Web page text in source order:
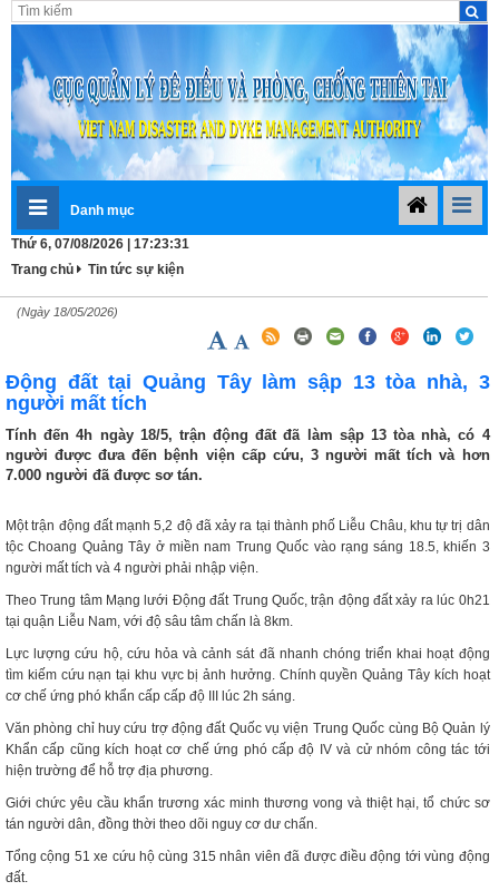
Danh mục
Thứ 6, 07/08/2026 | 17:23:31
Trang chủ
Tin tức sự kiện
(Ngày 18/05/2026)
Động đất tại Quảng Tây làm sập 13 tòa nhà, 3
người mất tích
Tính đến 4h ngày 18/5, trận động đất đã làm sập 13 tòa nhà, có 4
người được đưa đến bệnh viện cấp cứu, 3 người mất tích và hơn
7.000 người đã được sơ tán.
Một trận động đất mạnh 5,2 độ đã xảy ra tại thành phố Liễu Châu, khu tự trị dân
tộc Choang Quảng Tây ở miền nam Trung Quốc vào rạng sáng 18.5, khiến 3
người mất tích và 4 người phải nhập viện.
Theo Trung tâm Mạng lưới Động đất Trung Quốc, trận động đất xảy ra lúc 0h21
tại quận Liễu Nam, với độ sâu tâm chấn là 8km.
Lực lượng cứu hộ, cứu hỏa và cảnh sát đã nhanh chóng triển khai hoạt động
tìm kiếm cứu nạn tại khu vực bị ảnh hưởng. Chính quyền Quảng Tây kích hoạt
cơ chế ứng phó khẩn cấp cấp độ III lúc 2h sáng.
Văn phòng chỉ huy cứu trợ động đất Quốc vụ viện Trung Quốc cùng Bộ Quản lý
Khẩn cấp cũng kích hoạt cơ chế ứng phó cấp độ IV và cử nhóm công tác tới
hiện trường để hỗ trợ địa phương.
Giới chức yêu cầu khẩn trương xác minh thương vong và thiệt hại, tổ chức sơ
tán người dân, đồng thời theo dõi nguy cơ dư chấn.
Tổng cộng 51 xe cứu hộ cùng 315 nhân viên đã được điều động tới vùng động
đất.